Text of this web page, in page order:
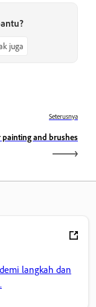
juga
Seterusnya
painting and brushes
langkah dan